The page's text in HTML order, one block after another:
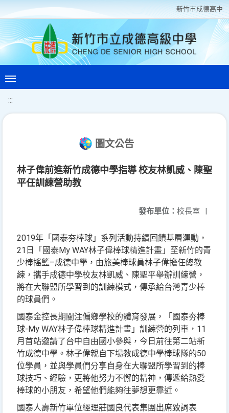
新竹巿成德高中
:::
圖文公告
林子偉前進新竹成德中學指導 校友林凱威、陳聖
平任訓練營助教
發布單位： 校長室 |
2019年「國泰夯棒球」系列活動持續回饋基層運動，
21日「國泰My WAY林子偉棒球精進計畫」至新竹的青
少棒搖籃–成德中學，由旅美棒球員林子偉擔任總教
練，攜手成德中學校友林凱威、陳聖平舉辦訓練營，
將在大聯盟所學習到的訓練模式，傳承給台灣青少棒
的球員們。
國泰金控長期關注偏鄉學校的體育發展，「國泰夯棒
球-My WAY林子偉棒球精進計畫」訓練營的列車，11
月首站邀請了台中自由國小參與，今日前往第二站新
竹成德中學。林子偉親自下場教成德中學棒球隊的50
位學員，並與學員們分享自身在大聯盟所學習到的棒
球技巧、經驗，更將他努力不懈的精神，傳遞給熱愛
棒球的小朋友，希望他們能夠往夢想更靠近。
國泰人壽新竹單位經理莊國良代表集團出席致詞表